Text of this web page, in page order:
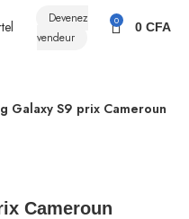
Devenez
vendeur
0 0 CFA
Galaxy S9 prix Cameroun
Cameroun